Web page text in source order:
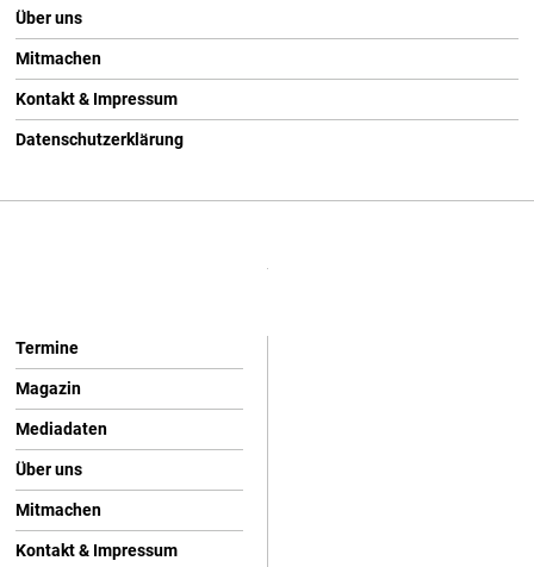
Über uns
Mitmachen
Kontakt & Impressum
Datenschutzerklärung
Termine
Magazin
Mediadaten
Über uns
Mitmachen
Kontakt & Impressum